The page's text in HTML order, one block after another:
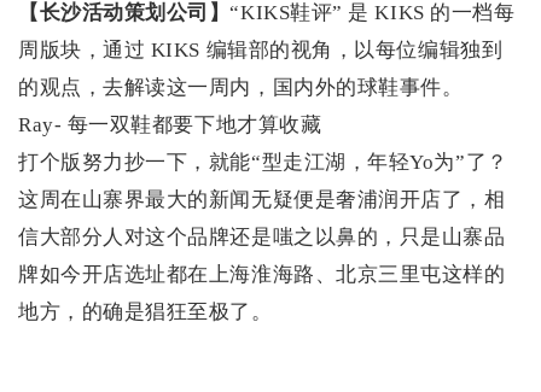
【长沙活动策划公司】“KIKS鞋评” 是 KIKS 的一档每
周版块，通过 KIKS 编辑部的视角，以每位编辑独到
的观点，去解读这一周内，国内外的球鞋事件。
Ray- 每一双鞋都要下地才算收藏
打个版努力抄一下，就能“型走江湖，年轻Yo为”了？
这周在山寨界最大的新闻无疑便是奢浦润开店了，相
信大部分人对这个品牌还是嗤之以鼻的，只是山寨品
牌如今开店选址都在上海淮海路、北京三里屯这样的
地方，的确是猖狂至极了。